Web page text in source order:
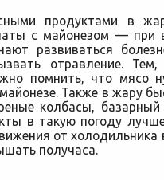
продуктами в
с майонезом — при
развиваться
отравление.
помнить, что мясо
Также в жару
колбасы,
в такую погоду
от холодильника
получаса.